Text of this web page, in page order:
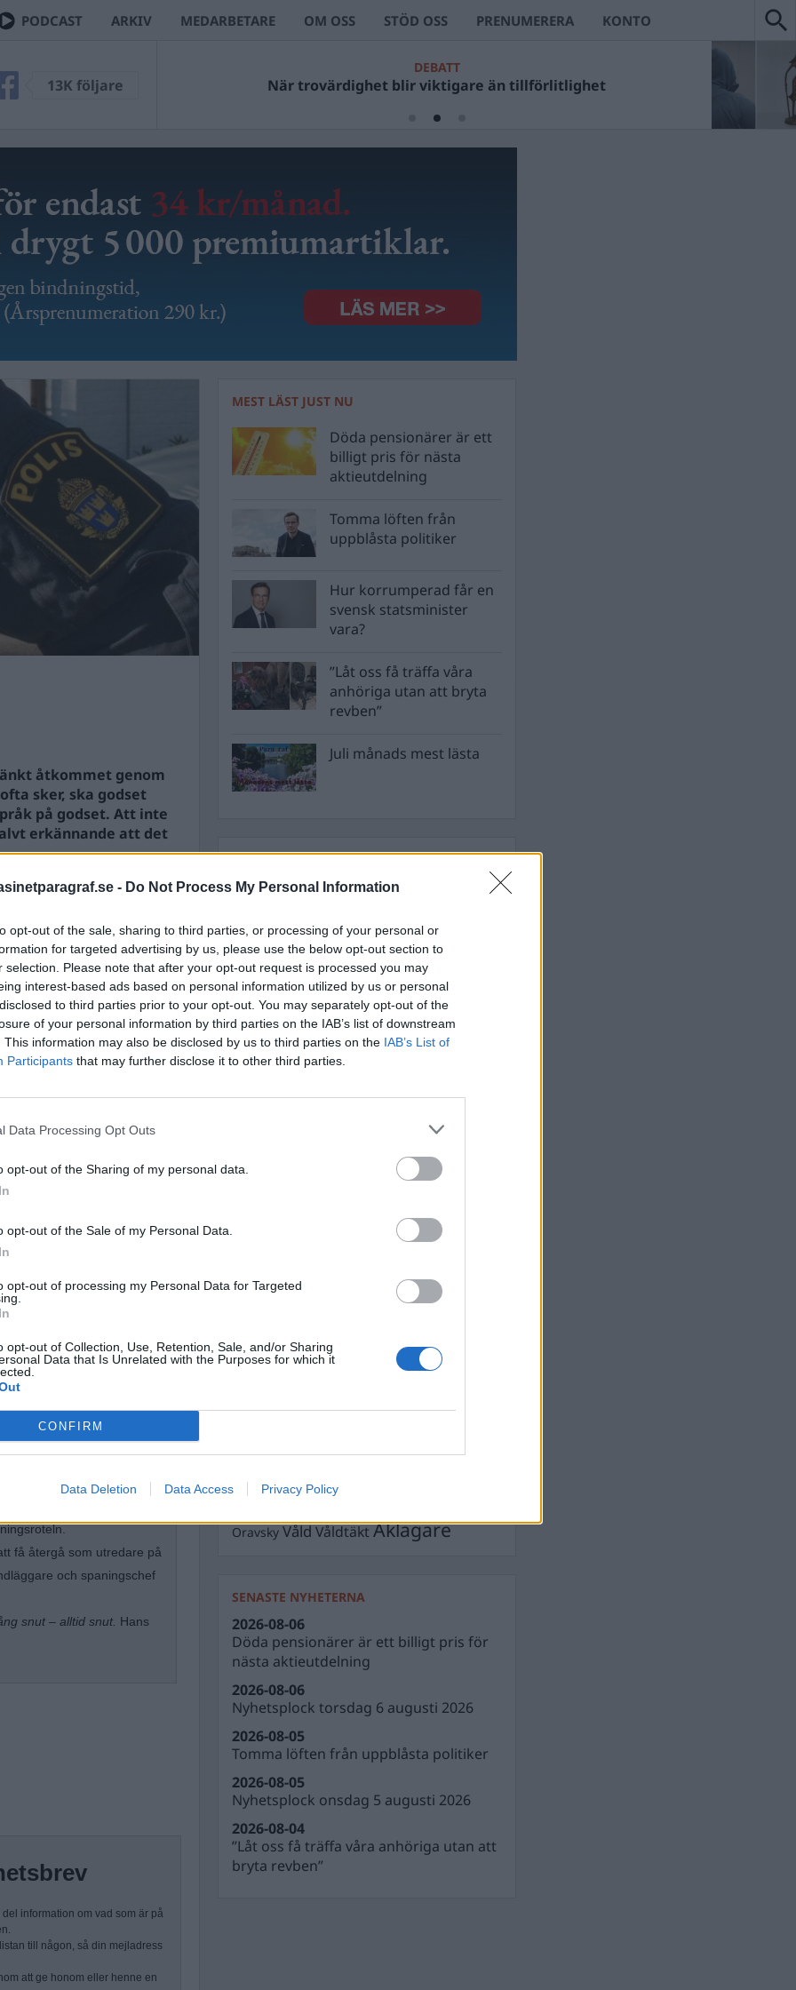
- Do Not Process My Personal Information
opt-out of the sale, sharing to third parties, or processing of your personal or
for targeted advertising by us, please use the below opt-out section to
selection. Please note that after your opt-out request is processed you may
interest-based ads based on personal information utilized by us or personal
to third parties prior to your opt-out. You may separately opt-out of the
of your personal information by third parties on the IAB’s list of downstream
This information may also be disclosed by us to third parties on the IAB’s List of
Participants that may further disclose it to other third parties.
Data Processing Opt Outs
opt-out of the Sharing of my personal data.
opt-out of the Sale of my Personal Data.
opt-out of processing my Personal Data for Targeted
opt-out of Collection, Use, Retention, Sale, and/or Sharing
Data that Is Unrelated with the Purposes for which it
CONFIRM
Data Deletion Data Access Privacy Policy
PODCAST ARKIV MEDARBETARE OM OSS STÖD OSS PRENUMERERA KONTO
13K följare
DEBATT
När trovärdighet blir viktigare än tillförlitlighet
åtkommet genom
sker, ska godset
på godset. Att inte
erkännande att det
förverkas. Vid ett antal
arbetat med
för en rotel med
få återgå som utredare på
och spaningschef
snut – alltid snut. Hans
information om vad som är på
till någon, så din mejladress
att ge honom eller henne en
MEST LÄST JUST NU
Döda pensionärer är ett
billigt pris för nästa
aktieutdelning
Tomma löften från
uppblåsta politiker
Hur korrumperad får en
svensk statsminister
vara?
”Låt oss få träffa våra
anhöriga utan att bryta
revben”
Juli månads mest lästa
STÖD OSS
Stöd Para§rafs bevakning av högerextremismen
PRENUMERERA PÅ PARA§RAFS NYHETSBREV
ÄMNESORD
Advokat Anders CardellAndreas
Börje
Börje R P Carlsson
Dick Sundevall
Ebba Busch
Kriminalvården Kristdemokraterna
Misshandel Moderaterna Mord
Rättssäkerhet Rättstrygghet Rån Skjutning
Sverigedemokraterna
Oravsky VåldVåldtäkt Åklagare
SENASTE NYHETERNA
Döda pensionärer är ett billigt pris för
nästa aktieutdelning
2026-08-06
Nyhetsplock torsdag 6 augusti 2026
2026-08-06
Tomma löften från uppblåsta politiker
2026-08-05
Nyhetsplock onsdag 5 augusti 2026
2026-08-05
”Låt oss få träffa våra anhöriga utan att
bryta revben”
2026-08-04